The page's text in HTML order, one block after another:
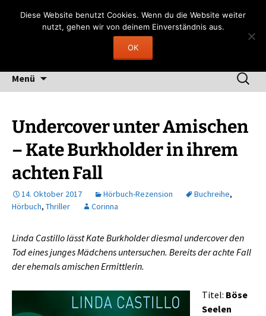
InhaltGerngelesen
"Lesen heißt, durch fremde Hand träumen"
(Fernando Pessoa)
Menü
Suchen
nach:
Undercover unter Amischen
– Kate Burkholder in ihrem
achten Fall
14. Oktober 2017 Hörbuch-Rezension Buchreihe,
Hörbuch, Thriller Corinna
Linda Castillo lässt Kate Burkholder diesmal undercover den
Tod eines junges Mädchens untersuchen. Bereits der achte Fall
der ehemals amischen Ermittlerin.
Titel: Böse
Seelen
Diese Website benutzt Cookies. Wenn du die Website weiter
nutzt, gehen wir von deinem Einverständnis aus.
OK